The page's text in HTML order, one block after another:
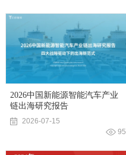
2026中国新能源智能汽车产业
链出海研究报告
2026-07-15
95